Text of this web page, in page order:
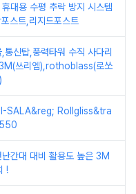
대용 수평 추락 방지 시스템
스트,리지드포스트
신탑,풍력타워 수직 사다리
쓰리엠),rothoblass(로쏘
SALA&reg; Rollgliss&tra
간대 대비 활용도 높은 3M
!